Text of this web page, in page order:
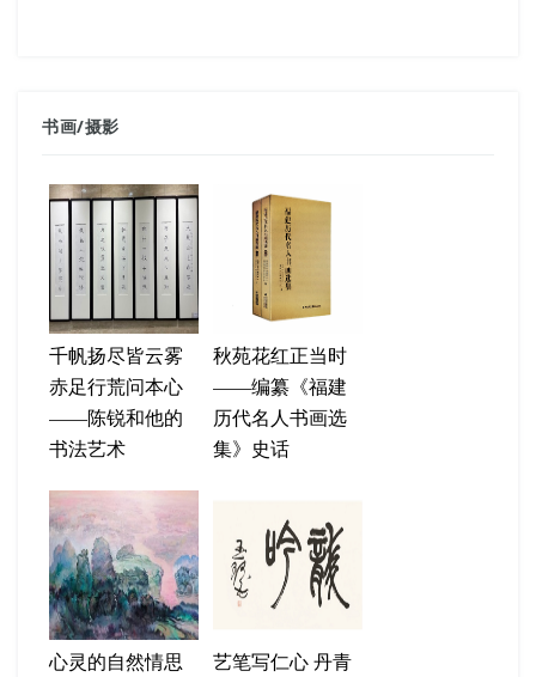
书画/摄影
千帆扬尽皆云雾
赤足行荒问本心
——陈锐和他的
书法艺术
秋苑花红正当时
——编纂《福建
历代名人书画选
集》史话
心灵的自然情思
艺笔写仁心 丹青